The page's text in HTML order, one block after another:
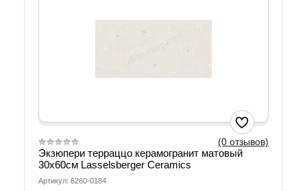
(0 отзывов)
Экзюпери терраццо керамогранит матовый
30х60см Lasselsberger Ceramics
Артикул: 6260-0184